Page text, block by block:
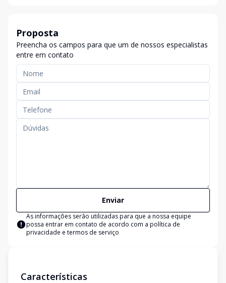
Proposta
Preencha os campos para que um de nossos especialistas
entre em contato
Enviar
As informações serão utilizadas para que a nossa equipe
possa entrar em contato de acordo com a política de
privacidade e termos de serviço
Características